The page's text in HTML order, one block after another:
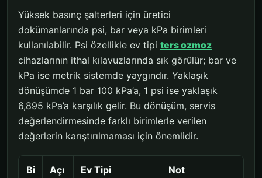
Yüksek basınç şalterleri için üretici
dokümanlarında psi, bar veya kPa birimleri
kullanılabilir. Psi özellikle ev tipi ters ozmoz
cihazlarının ithal kılavuzlarında sık görülür; bar ve
kPa ise metrik sistemde yaygındır. Yaklaşık
dönüşümde 1 bar 100 kPa’a, 1 psi ise yaklaşık
6,895 kPa’a karşılık gelir. Bu dönüşüm, servis
değerlendirmesinde farklı birimlerle verilen
değerlerin karıştırılmaması için önemlidir.
Bi
Açı
Ev Tipi
Not